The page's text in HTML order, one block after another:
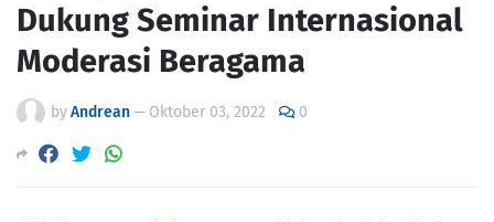
Dukung Seminar Internasional
Moderasi Beragama
byAndrean— Oktober 03, 2022 0